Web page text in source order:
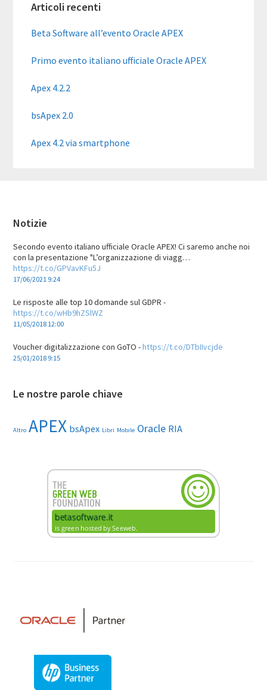
laterale
primaria
Articoli recenti
Beta Software all’evento Oracle APEX
Primo evento italiano ufficiale Oracle APEX
Apex 4.2.2
bsApex 2.0
Apex 4.2 via smartphone
Footer
Notizie
Secondo evento italiano ufficiale Oracle APEX! Ci saremo anche noi
con la presentazione "L’organizzazione di viagg…
https://t.co/GPVavKFu5J
17/06/2021 9:24
Le risposte alle top 10 domande sul GDPR -
https://t.co/wHb9hZSlWZ
11/05/2018 12:00
Voucher digitalizzazione con GoTO -https://t.co/DTbIIvcjde
25/01/2018 9:15
Le nostre parole chiave
Altro APEX bsApex Libri Mobile Oracle RIA